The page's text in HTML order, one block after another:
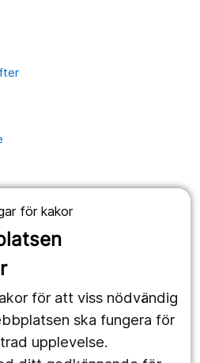
för kakor
för att viss nödvändig
ska fungera för
upplevelse.